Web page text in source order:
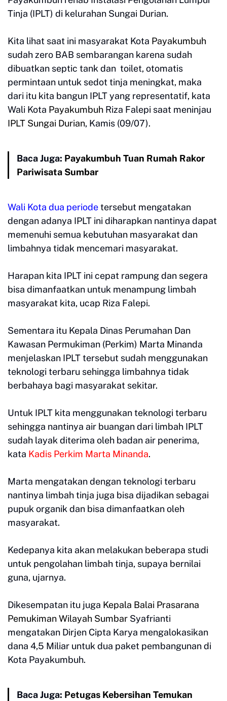
Tinja (IPLT) di kelurahan Sungai Durian.
Kita lihat saat ini masyarakat Kota Payakumbuh
sudah zero BAB sembarangan karena sudah
dibuatkan septic tank dan toilet, otomatis
permintaan untuk sedot tinja meningkat, maka
dari itu kita bangun IPLT yang representatif, kata
Wali Kota Payakumbuh Riza Falepi saat meninjau
IPLT Sungai Durian, Kamis (09/07).
Baca Juga: Payakumbuh Tuan Rumah Rakor
Pariwisata Sumbar
Wali Kota dua periodetersebut mengatakan
dengan adanya IPLT ini diharapkan nantinya dapat
memenuhi semua kebutuhan masyarakat dan
limbahnya tidak mencemari masyarakat.
Harapan kita IPLT ini cepat rampung dan segera
bisa dimanfaatkan untuk menampung limbah
masyarakat kita, ucap Riza Falepi.
Sementara itu Kepala Dinas Perumahan Dan
Kawasan Permukiman (Perkim) Marta Minanda
menjelaskan IPLT tersebut sudah menggunakan
teknologi terbaru sehingga limbahnya tidak
berbahaya bagi masyarakat sekitar.
Untuk IPLT kita menggunakan teknologi terbaru
sehingga nantinya air buangan dari limbah IPLT
sudah layak diterima oleh badan air penerima,
kata Kadis Perkim Marta Minanda.
Marta mengatakan dengan teknologi terbaru
nantinya limbah tinja juga bisa dijadikan sebagai
pupuk organik dan bisa dimanfaatkan oleh
masyarakat.
Kedepanya kita akan melakukan beberapa studi
untuk pengolahan limbah tinja, supaya bernilai
guna, ujarnya.
Dikesempatan itu juga Kepala Balai Prasarana
Pemukiman Wilayah Sumbar Syafrianti
mengatakan Dirjen Cipta Karya mengalokasikan
dana 4,5 Miliar untuk dua paket pembangunan di
Kota Payakumbuh.
Baca Juga: Petugas Kebersihan Temukan